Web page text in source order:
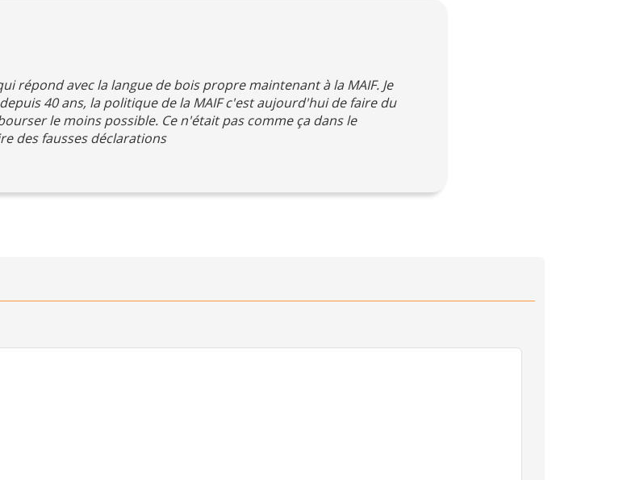
répond avec la langue de bois propre maintenant à la MAIF. Je
40 ans, la politique de la MAIF c'est aujourd'hui de faire du
le moins possible. Ce n'était pas comme ça dans le
des fausses déclarations